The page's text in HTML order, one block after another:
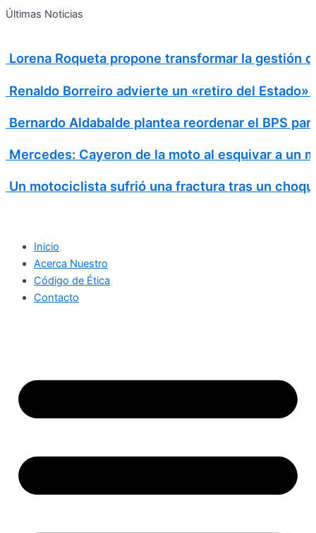
Ir
Últimas Noticias
Lorena Roqueta propone transformar la gestión
Renaldo Borreiro advierte un «retiro del
Bernardo Aldabalde plantea reordenar el BPS
Mercedes: Cayeron de la moto al esquivar a un
Un motociclista sufrió una fractura tras un
Inicio
Acerca Nuestro
Código de Ética
Contacto
Search